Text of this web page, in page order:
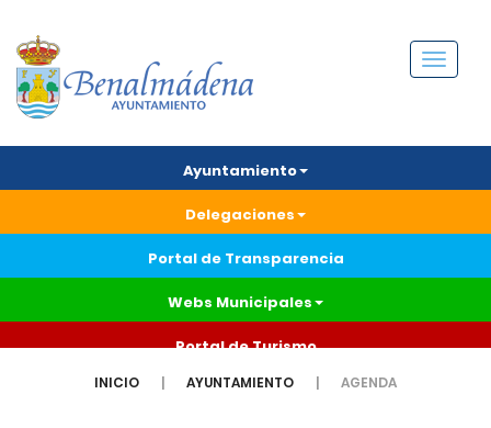
Menú
Ayuntamiento
Delegaciones
Portal de Transparencia
Webs Municipales
Portal de Turismo
INICIO AYUNTAMIENTO AGENDA